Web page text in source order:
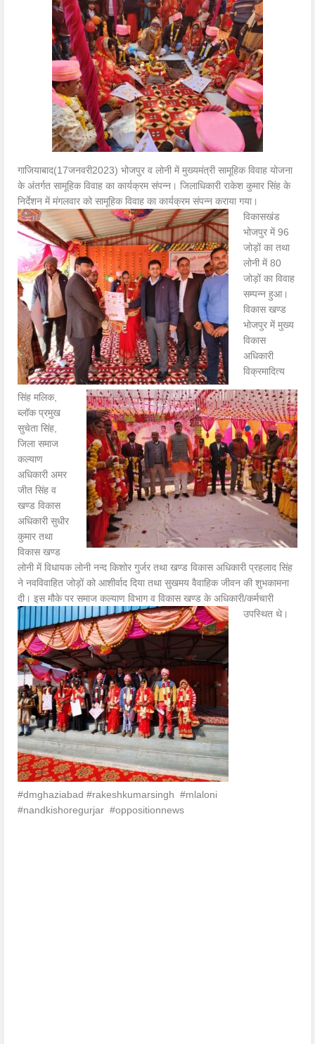
गाजियाबाद(17जनवरी2023) भोजपुर व लोनी में मुख्यमंत्री सामूहिक विवाह योजना
के अंतर्गत सामूहिक विवाह का कार्यक्रम संपन्न। जिलाधिकारी राकेश कुमार सिंह के
निर्देशन में मंगलवार को सामूहिक विवाह का कार्यक्रम संपन्न कराया गया।
विकासखंड
भोजपुर में 96
जोड़ों का तथा
लोनी में 80
जोड़ों का विवाह
सम्पन्न हुआ।
विकास खण्ड
भोजपुर में मुख्य
विकास
अधिकारी
विक्रमादित्य
सिंह मलिक,
ब्लॉक प्रमुख
सुचेता सिंह,
जिला समाज
कल्याण
अधिकारी अमर
जीत सिंह व
खण्ड विकास
अधिकारी सुधीर
कुमार तथा
विकास खण्ड
लोनी में विधायक लोनी नन्द किशोर गुर्जर तथा खण्ड विकास अधिकारी प्रहलाद सिंह
ने नवविवाहित जोड़ों को आशीर्वाद दिया तथा सुखमय वैवाहिक जीवन की शुभकामना
दी। इस मौके पर समाज कल्याण विभाग व विकास खण्ड के अधिकारी/कर्मचारी
उपस्थित थे।
#dmghaziabad #rakeshkumarsingh #mlaloni
#nandkishoregurjar #oppositionnews